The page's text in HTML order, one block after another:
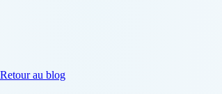
Retour au blog